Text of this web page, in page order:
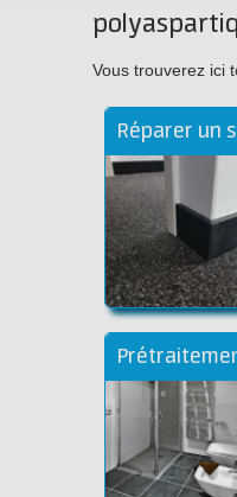
Vous trouverez ici